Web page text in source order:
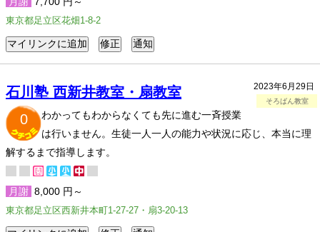
東京都足立区花畑1-8-2
2023年6月29日
そろばん教室
石川塾 西新井教室・扇教室
0
わかってもわからなくても先に進む一斉授業
は行いません。生徒一人一人の能力や状況に応じ、本当に理
解するまで指導します。
月謝 8,000 円～
東京都足立区西新井本町1-27-27・扇3-20-13